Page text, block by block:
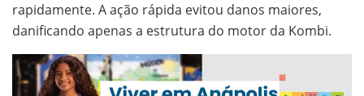
rapidamente. A ação rápida evitou danos maiores,
danificando apenas a estrutura do motor da Kombi.